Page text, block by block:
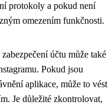
protokoly a pokud není
omezením funkčnosti.
účtu může také
Pokud jsou
aplikace, může to vést
Je důležité zkontrolovat,